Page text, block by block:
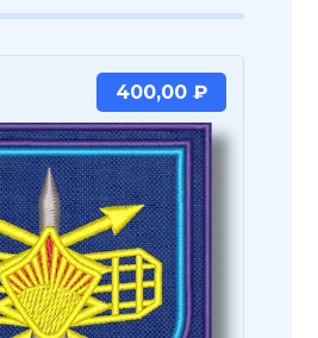
400,00 ₽